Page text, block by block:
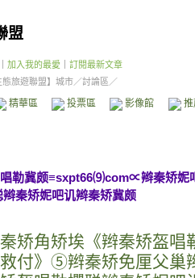
盟
加入我的最愛
訂閱最新文章
態旅遊聯盟】城市／討論區／
精華區 投票區 影像館
勒冀颇≡sxpt66⑼com∝辫秦矫妮
秦矫妮吧讥辫秦矫冀颇
矫角矫埃《辫秦矫盔
付》⑤辫秦矫免厘父巢